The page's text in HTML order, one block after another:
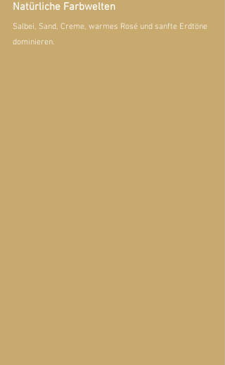
Natürliche Farbwelten
Salbei, Sand, Creme, warmes Rosé und sanfte Erdtöne
dominieren.